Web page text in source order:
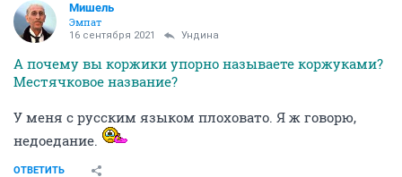
Мишель
Эмпат
16 сентября 2021 Ундинa
А почему вы коржики упорно называете коржуками?
Местячковое название?
У меня с русским языком плоховато. Я ж говорю,
недоедание.
ОТВЕТИТЬ